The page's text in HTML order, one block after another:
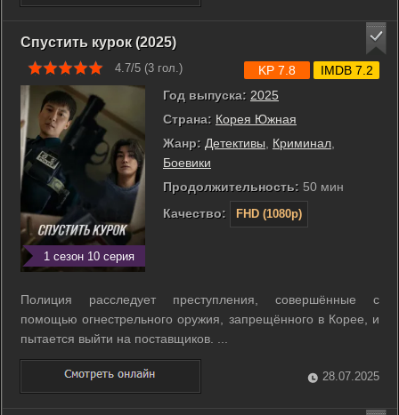
превращает в обычного ...
Спустить курок (2025)
4.7/5 (3 гол.)
1 сезон 10 серия
Год выпуска: 2025
Страна: Корея Южная
Жанр: Детективы, Криминал,
Боевики
Продолжительность: 50 мин
Качество:
FHD (1080p)
KP 7.8 IMDB 7.2
Полиция расследует преступления, совершённые с
помощью огнестрельного оружия, запрещённого в Корее, и
пытается выйти на поставщиков. ...
28.07.2025